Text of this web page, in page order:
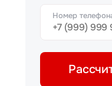
Номер